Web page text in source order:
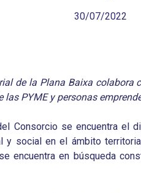
30/07/2022
de la Plana Baixa
PYME y personas
Consorcio se encuentra el
y social en el ámbito
encuentra en búsqueda